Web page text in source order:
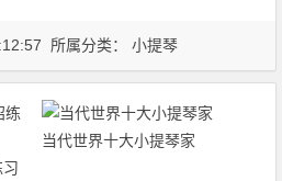
所属分类：小提琴
当代世界十大小提琴家